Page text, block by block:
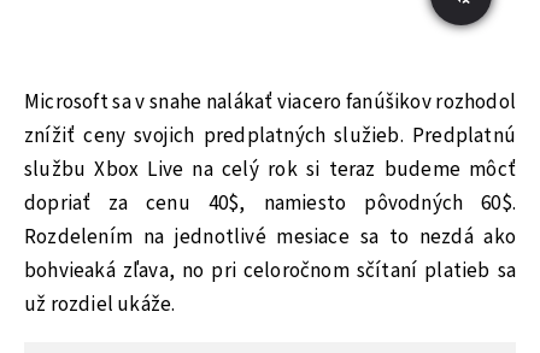
Microsoft sa v snahe nalákať viacero fanúšikov rozhodol
znížiť ceny svojich predplatných služieb. Predplatnú
službu Xbox Live na celý rok si teraz budeme môcť
dopriať za cenu 40$, namiesto pôvodných 60$.
Rozdelením na jednotlivé mesiace sa to nezdá ako
bohvieaká zľava, no pri celoročnom sčítaní platieb sa
už rozdiel ukáže.